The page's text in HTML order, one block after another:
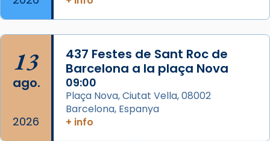
13
ago.
2026
437 Festes de Sant Roc de
Barcelona a la plaça Nova
09:00
Plaça Nova, Ciutat Vella, 08002
Barcelona, Espanya
+ info